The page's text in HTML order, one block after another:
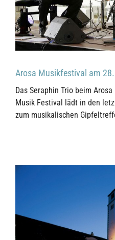
Arosa Musikfestival am
Das Seraphin Trio beim
Musik Festival lädt in den
zum musikalischen